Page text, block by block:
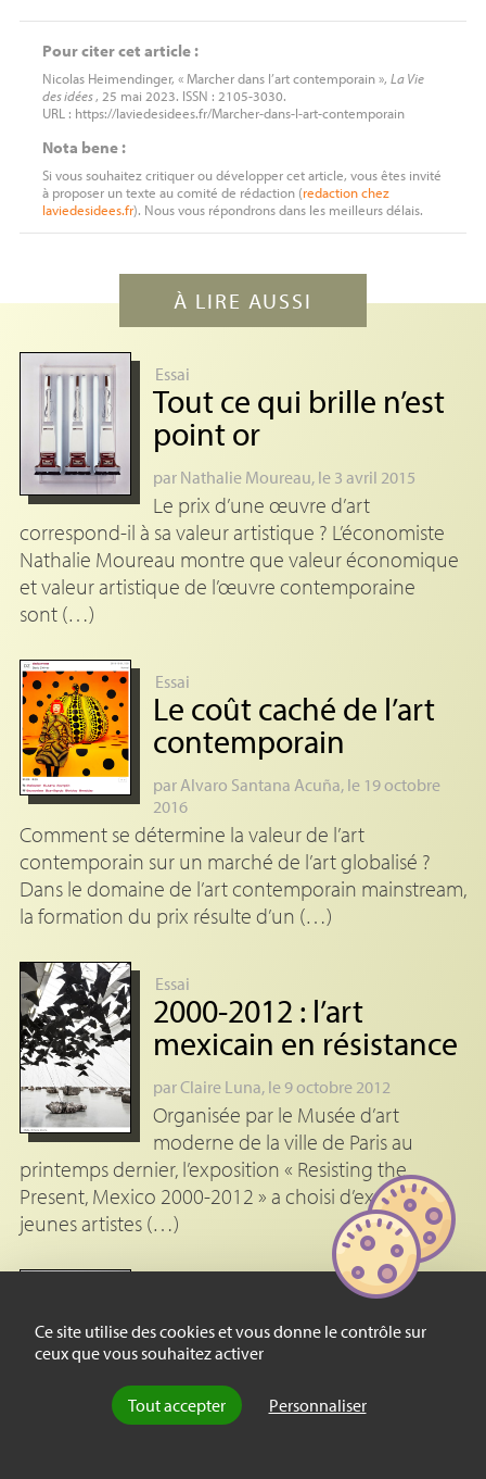
Ce site utilise des cookies et vous donne le contrôle sur
ceux que vous souhaitez activer
Tout accepter Personnaliser
Pour citer cet article :
Nicolas Heimendinger, « Marcher dans l’art contemporain », La Vie
des idées, 25 mai 2023. ISSN : 2105-3030.
URL : https://laviedesidees.fr/Marcher-dans-l-art-contemporain
Nota bene :
Si vous souhaitez critiquer ou développer cet article, vous êtes invité
à proposer un texte au comité de rédaction (redactionchez
laviedesidees.fr). Nous vous répondrons dans les meilleurs délais.
À LIRE AUSSI
Essai
Tout ce qui brille n’est
point or
par Nathalie Moureau, le 3 avril 2015
Le prix d’une œuvre d’art
correspond-il à sa valeur artistique ? L’économiste
Nathalie Moureau montre que valeur économique
et valeur artistique de l’œuvre contemporaine
sont (…)
Essai
Le coût caché de l’art
contemporain
par Alvaro Santana Acuña, le 19 octobre
2016
Comment se détermine la valeur de l’art
contemporain sur un marché de l’art globalisé ?
Dans le domaine de l’art contemporain mainstream,
la formation du prix résulte d’un (…)
Essai
2000-2012 : l’art
mexicain en résistance
parClaire Luna, le 9 octobre 2012
Organisée par le Musée d’art
moderne de la ville de Paris au
printemps dernier, l’exposition « Resisting the
Present, Mexico 2000-2012 » a choisi d’exposer de
jeunes artistes (…)
Le Beau : arme
politique
L’art contemporain de 1960 à
2010